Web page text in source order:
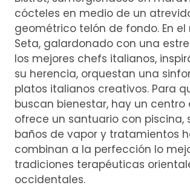
cócteles en medio de un
geométrico telón de fondo. En
Seta, galardonado con una
los mejores chefs italianos,
su herencia, orquestan una
platos italianos creativos. Para
buscan bienestar, hay un centro
ofrece un santuario con piscina,
baños de vapor y tratamientos
combinan a la perfección lo
tradiciones terapéuticas
occidentales.